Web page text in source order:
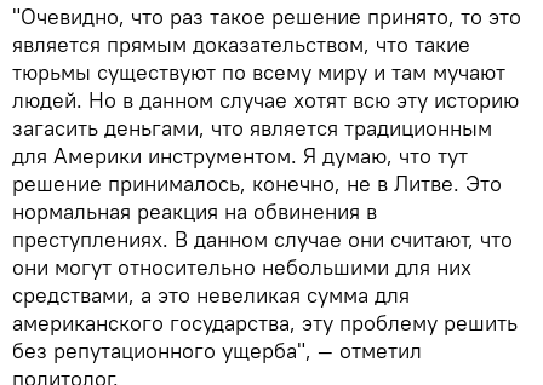
"Очевидно, что раз такое решение принято, то это
является прямым доказательством, что такие
тюрьмы существуют по всему миру и там мучают
людей. Но в данном случае хотят всю эту историю
загасить деньгами, что является традиционным
для Америки инструментом. Я думаю, что тут
решение принималось, конечно, не в Литве. Это
нормальная реакция на обвинения в
преступлениях. В данном случае они считают, что
они могут относительно небольшими для них
средствами, а это невеликая сумма для
американского государства, эту проблему решить
без репутационного ущерба", — отметил
политолог.